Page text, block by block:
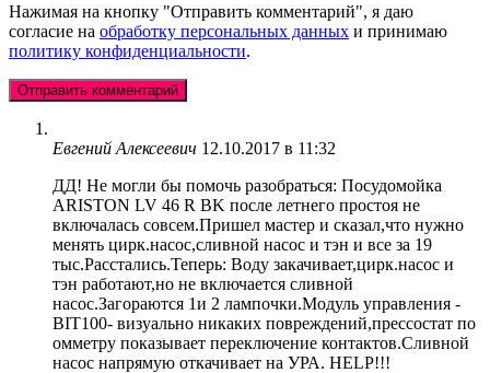
Нажимая на кнопку "Отправить комментарий", я даю
согласие на обработку персональных данных и принимаю
политику конфиденциальности.
Евгений Алексеевич 12.10.2017 в 11:32
ДД! Не могли бы помочь разобраться: Посудомойка
ARISTON LV 46 R BK после летнего простоя не
включалась совсем.Пришел мастер и сказал,что нужно
менять цирк.насос,сливной насос и тэн и все за 19
тыс.Расстались.Теперь: Воду закачивает,цирк.насос и
тэн работают,но не включается сливной
насос.Загораются 1и 2 лампочки.Модуль управления -
BIT100- визуально никаких повреждений,прессостат по
омметру показывает переключение контактов.Сливной
насос напрямую откачивает на УРА. HELP!!!